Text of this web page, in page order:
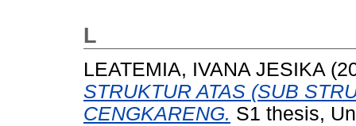
L
LEATEMIA, IVANA JESIKA
STRUKTUR ATAS (SUB
CENGKARENG. S1 thesis,